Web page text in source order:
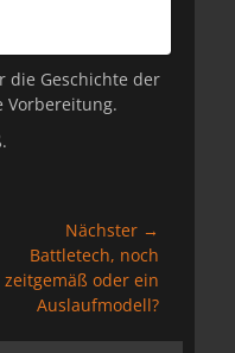
die Geschichte der
Vorbereitung.
Nächster →
Battletech, noch
zeitgemäß oder ein
Auslaufmodell?